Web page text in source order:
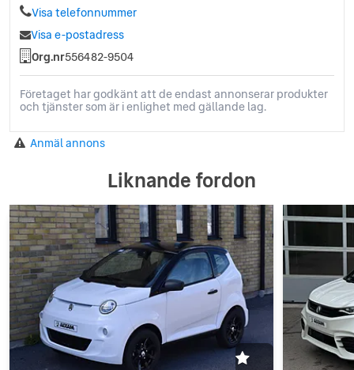
Visa telefonnummer
Visa e-postadress
Org.nr556482-9504
Företaget har godkänt att de endast annonserar produkter
och tjänster som är i enlighet med gällande lag.
Anmäl annons
Liknande fordon